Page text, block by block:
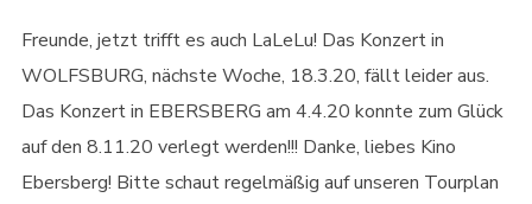
Freunde, jetzt trifft es auch LaLeLu! Das Konzert in
WOLFSBURG, nächste Woche, 18.3.20, fällt leider aus.
Das Konzert in EBERSBERG am 4.4.20 konnte zum Glück
auf den 8.11.20 verlegt werden!!! Danke, liebes Kino
Ebersberg! Bitte schaut regelmäßig auf unseren Tourplan